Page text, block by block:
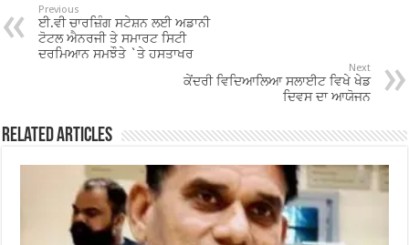
o
o
p
p
Previous
ਈ.ਵੀ ਚਾਰਜ਼ਿੰਗ ਸਟੇਸ਼ਨ ਲਈ ਅਡਾਨੀ
ਟੋਟਲ ਐਨਰਜੀ ਤੇ ਸਮਾਰਟ ਸਿਟੀ
ਦਰਮਿਆਨ ਸਮਝੌਤੇ `ਤੇ ਹਸਤਾਖਰ
Next
ਕੇਂਦਰੀ ਵਿਦਿਆਲਿਆ ਸਲਾਈਟ ਵਿਖੇ ਖੇਡ
ਦਿਵਸ ਦਾ ਆਯੋਜਨ
Related Articles